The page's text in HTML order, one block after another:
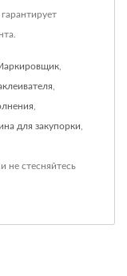
для закупорки
и не стесняйтесь